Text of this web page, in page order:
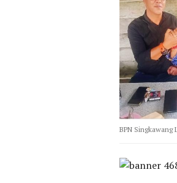
BPN Singkawang